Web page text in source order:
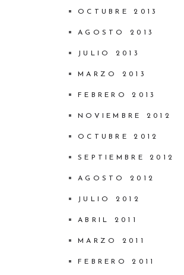
OCTUBRE 2013
AGOSTO 2013
JULIO 2013
MARZO 2013
FEBRERO 2013
NOVIEMBRE 2012
OCTUBRE 2012
SEPTIEMBRE 2012
AGOSTO 2012
JULIO 2012
ABRIL 2011
MARZO 2011
FEBRERO 2011